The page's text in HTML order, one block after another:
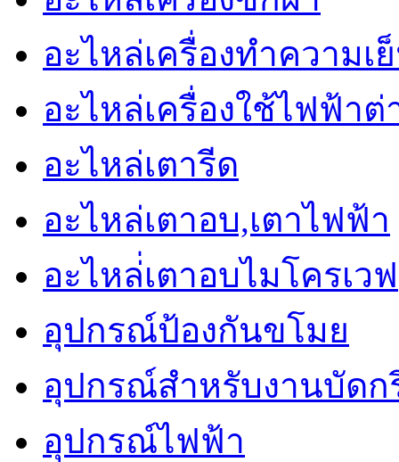
อะไหล่เครื่องทำความเ
อะไหล่เครื่องใช้ไฟฟ้าต่
อะไหล่เตารีด
อะไหล่เตาอบ,เตาไฟฟ้า
อะไหล่่เตาอบไมโครเวฟ
อุปกรณ์ป้องกันขโมย
อุปกรณ์สำหรับงานบัดก
อุปกรณ์ไฟฟ้า